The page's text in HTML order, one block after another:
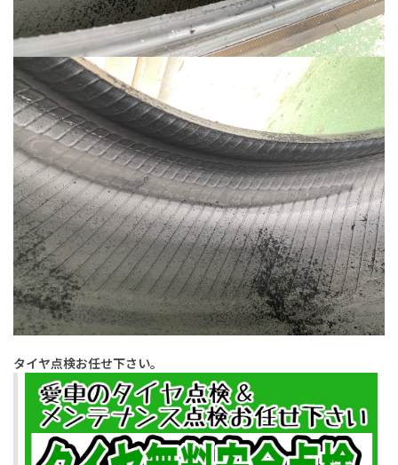
タイヤ点検お任せ下さい。